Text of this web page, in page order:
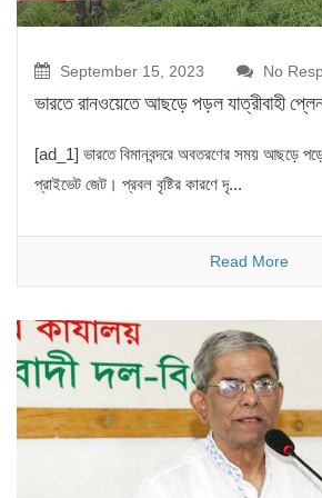
September 15, 2023 No
ভারতে রানওয়েতে আছড়ে পড়ল যাত্রীবাহী
[ad_1] ভারতে বিমানবন্দরে অবতরণের সময় আছড়ে
প্রাইভেট জেট। প্রবল বৃষ্টির কারণে দৃ...
Read More